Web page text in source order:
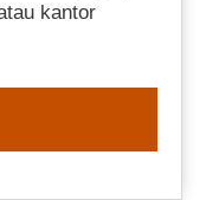
kantor